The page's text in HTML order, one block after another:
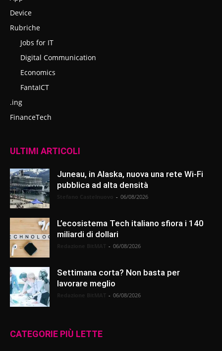
Device
Rubriche
Jobs for IT
Digital Communication
Economics
FantaICT
.ing
FinanceTech
ULTIMI ARTICOLI
Juneau, in Alaska, nuova una rete Wi-Fi
pubblica ad alta densità
- 06/08/2026
L’ecosistema Tech italiano sfiora i 140
miliardi di dollari
- 06/08/2026
Settimana corta? Non basta per
lavorare meglio
- 06/08/2026
CATEGORIE PIÙ LETTE